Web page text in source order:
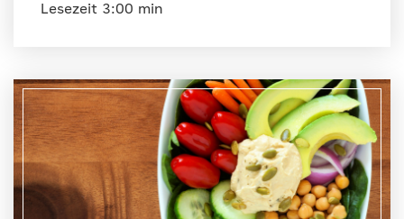
Lesezeit 3:00 min